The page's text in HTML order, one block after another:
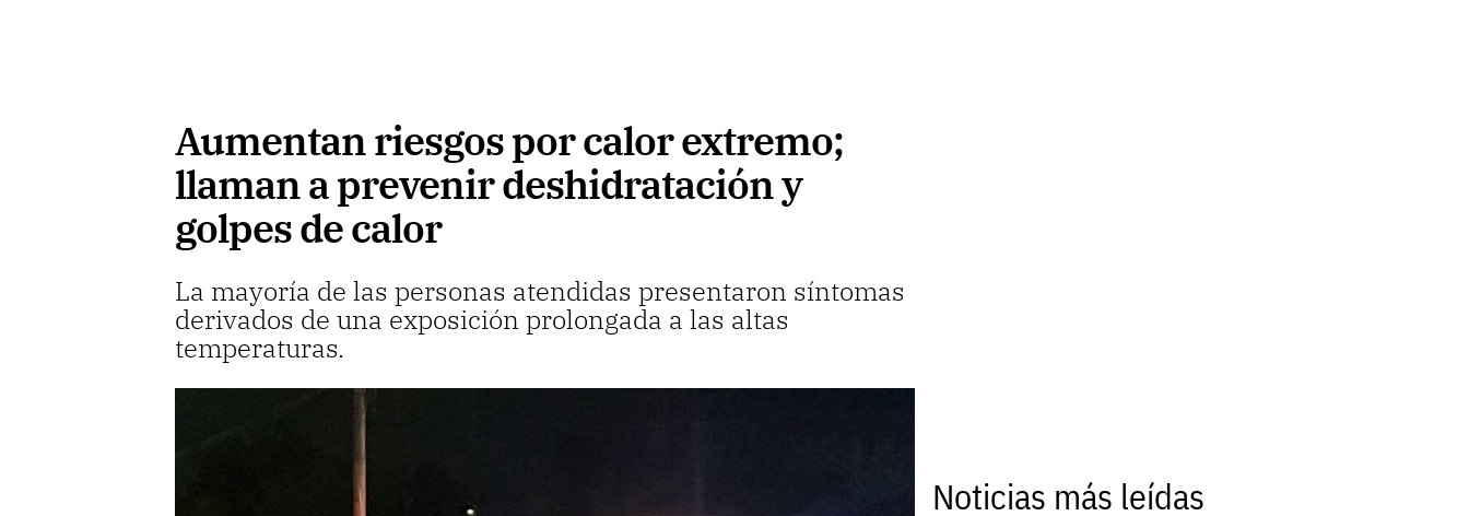
Aumentan riesgos por calor extremo;
llaman a prevenir deshidratación y
golpes de calor
La mayoría de las personas atendidas presentaron síntomas
derivados de una exposición prolongada a las altas
temperaturas.
Noticias más leídas